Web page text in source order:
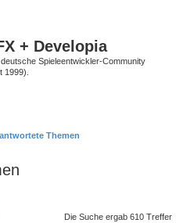
+ Developia
deutsche Spieleentwickler-Community
1999).
Themen
SucheDie Suche ergab 610 Treffer